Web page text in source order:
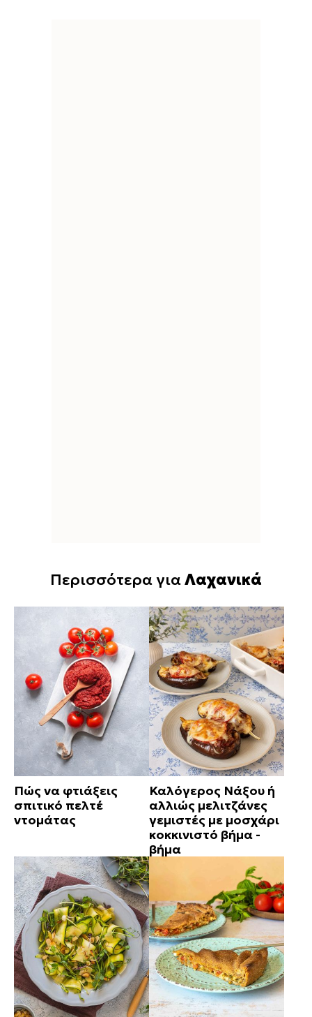
Περισσότερα γιαΛαχανικά
Πώς να φτιάξεις
σπιτικό πελτέ
ντομάτας
Καλόγερος Νάξου ή
αλλιώς μελιτζάνες
γεμιστές με μοσχάρι
κοκκινιστό βήμα -
βήμα